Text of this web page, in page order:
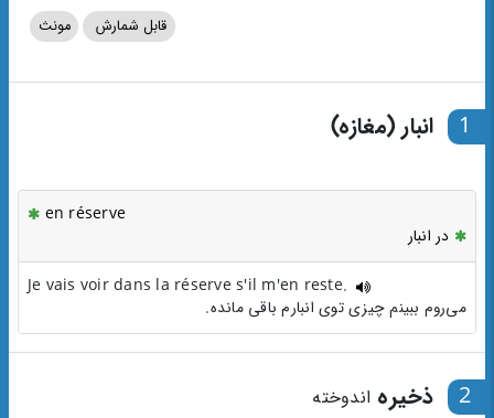
قابل شمارش مونث
1 انبار (مغازه)
en réserve
در انبار
Je vais voir dans la réserve s'il m'en reste.
می‌روم ببینم چیزی توی انبارم باقی مانده.
2 ذخیره اندوخته